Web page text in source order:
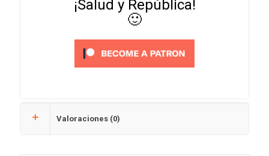
¡Salud y República!
🙂
Valoraciones (0)